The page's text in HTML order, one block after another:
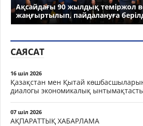
Ақсайдағы 90 жылдық теміржол
жаңғыртылып, пайдалануға
САЯСАТ
16 шіл 2026
Қазақстан мен Қытай
диалогы экономикалық
07 шіл 2026
АҚПАРАТТЫҚ ХАБАРЛАМА